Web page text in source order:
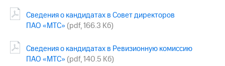
Личный
кабинет
акционера
капитал
Контроль
Сведения о кандидатах в Совет директоров
ПАО «МТС» (pdf, 166.3 Кб)
Сведения о кандидатах в Ревизионную комиссию
ПАО «МТС» (pdf, 140.5 Кб)